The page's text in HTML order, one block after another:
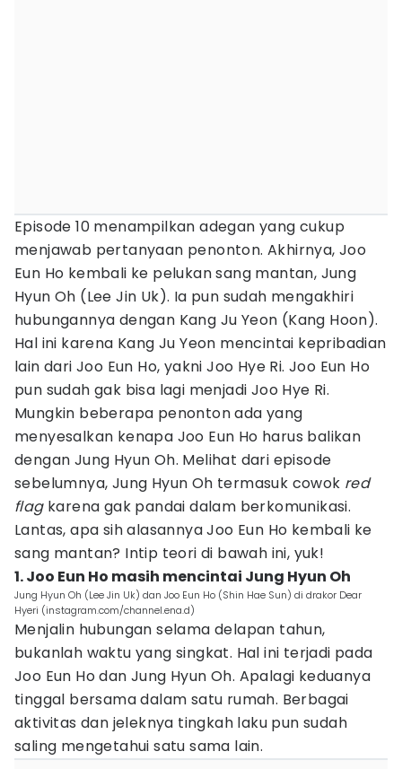
Episode 10 menampilkan adegan yang cukup
menjawab pertanyaan penonton. Akhirnya, Joo
Eun Ho kembali ke pelukan sang mantan, Jung
Hyun Oh (Lee Jin Uk). Ia pun sudah mengakhiri
hubungannya dengan Kang Ju Yeon (Kang Hoon).
Hal ini karena Kang Ju Yeon mencintai kepribadian
lain dari Joo Eun Ho, yakni Joo Hye Ri. Joo Eun Ho
pun sudah gak bisa lagi menjadi Joo Hye Ri.
Mungkin beberapa penonton ada yang
menyesalkan kenapa Joo Eun Ho harus balikan
dengan Jung Hyun Oh. Melihat dari episode
sebelumnya, Jung Hyun Oh termasuk cowok red
flagkarena gak pandai dalam berkomunikasi.
Lantas, apa sih alasannya Joo Eun Ho kembali ke
sang mantan? Intip teori di bawah ini, yuk!
1. Joo Eun Ho masih mencintai Jung Hyun Oh
Jung Hyun Oh (Lee Jin Uk) dan Joo Eun Ho (Shin Hae Sun) di drakor Dear
Hyeri (instagram.com/channel.ena.d)
Menjalin hubungan selama delapan tahun,
bukanlah waktu yang singkat. Hal ini terjadi pada
Joo Eun Ho dan Jung Hyun Oh. Apalagi keduanya
tinggal bersama dalam satu rumah. Berbagai
aktivitas dan jeleknya tingkah laku pun sudah
saling mengetahui satu sama lain.